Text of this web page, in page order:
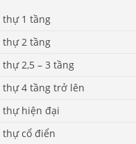
thự 1 tầng
thự 2 tầng
thự 2,5 – 3 tầng
thự 4 tầng trở lên
thự hiện đại
thự cổ điển